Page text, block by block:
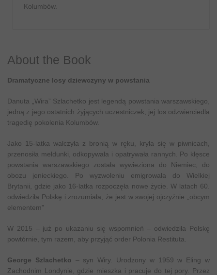
Kolumbów.
About the Book
Dramatyczne losy dziewczyny w powstania
Danuta „Wira” Szlachetko jest legendą powstania warszawskiego,
jedną z jego ostatnich żyjących uczestniczek; jej los odzwierciedla
tragedię pokolenia Kolumbów.
Jako 15-latka walczyła z bronią w ręku, kryła się w piwnicach,
przenosiła meldunki, odkopywała i opatrywała rannych. Po klęsce
powstania warszawskiego została wywieziona do Niemiec, do
obozu jenieckiego. Po wyzwoleniu emigrowała do Wielkiej
Brytanii, gdzie jako 16-latka rozpoczęła nowe życie. W latach 60.
odwiedziła Polskę i zrozumiała, że jest w swojej ojczyźnie „obcym
elementem”
W 2015 – już po ukazaniu się wspomnień – odwiedziła Polskę
powtórnie, tym razem, aby przyjąć order Polonia Restituta.
George Szlachetko – syn Wiry. Urodzony w 1959 w Eling w
Zachodnim Londynie, gdzie mieszka i pracuje do tej pory. Przez